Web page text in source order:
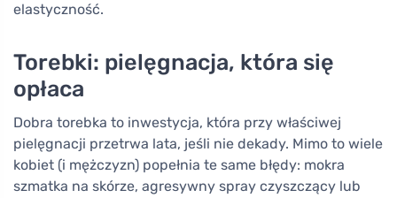
elastyczność.
Torebki: pielęgnacja, która się
opłaca
Dobra torebka to inwestycja, która przy właściwej
pielęgnacji przetrwa lata, jeśli nie dekady. Mimo to wiele
kobiet (i mężczyzn) popełnia te same błędy: mokra
szmatka na skórze, agresywny spray czyszczący lub